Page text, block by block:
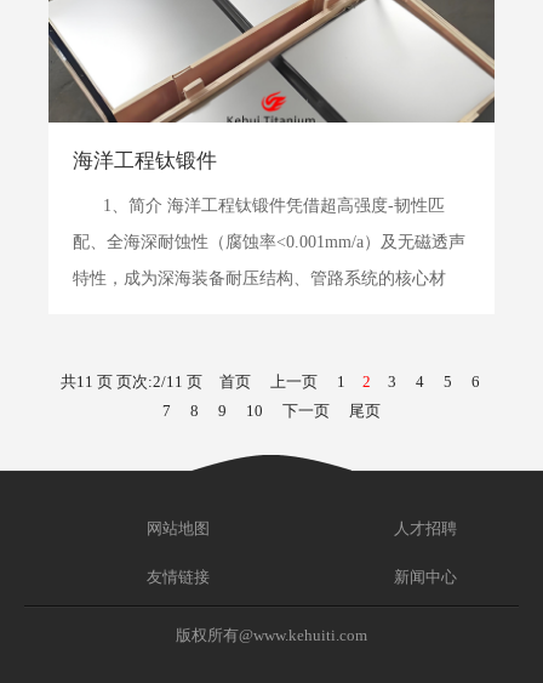
海洋工程钛锻件
1、简介 海洋工程钛锻件凭借超高强度-韧性匹
配、全海深耐蚀性（腐蚀率<0.001mm/a）及无磁透声
特性，成为深海装备耐压结构、管路系统的核心材
倍。随着万米级深潜器与海底观测网的发展，钛...
共11 页 页次:2/11 页 首页 上一页 1 2 3 4 5
6
7
8 9 10 下一页 尾页
网站地图 人才招聘
友情链接 新闻中心
版权所有@www.kehuiti.com